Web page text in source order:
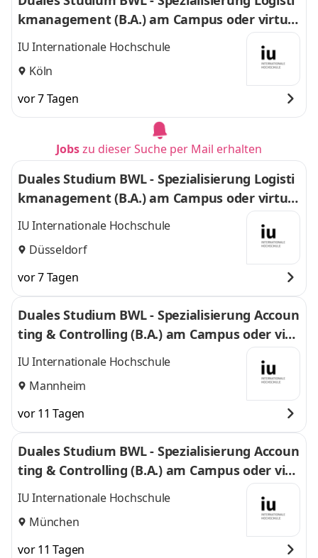
kmanagement (B.A.) am Campus oder virtuel
l
IU Internationale Hochschule
Köln
vor 7 Tagen
Jobszu dieser Suche per Mail erhalten
Duales Studium BWL - Spezialisierung Logisti
kmanagement (B.A.) am Campus oder virtuel
l
IU Internationale Hochschule
Düsseldorf
vor 7 Tagen
Duales Studium BWL - Spezialisierung Accoun
ting & Controlling (B.A.) am Campus oder virt
uell
IU Internationale Hochschule
Mannheim
vor 11 Tagen
Duales Studium BWL - Spezialisierung Accoun
ting & Controlling (B.A.) am Campus oder virt
uell
IU Internationale Hochschule
München
vor 11 Tagen